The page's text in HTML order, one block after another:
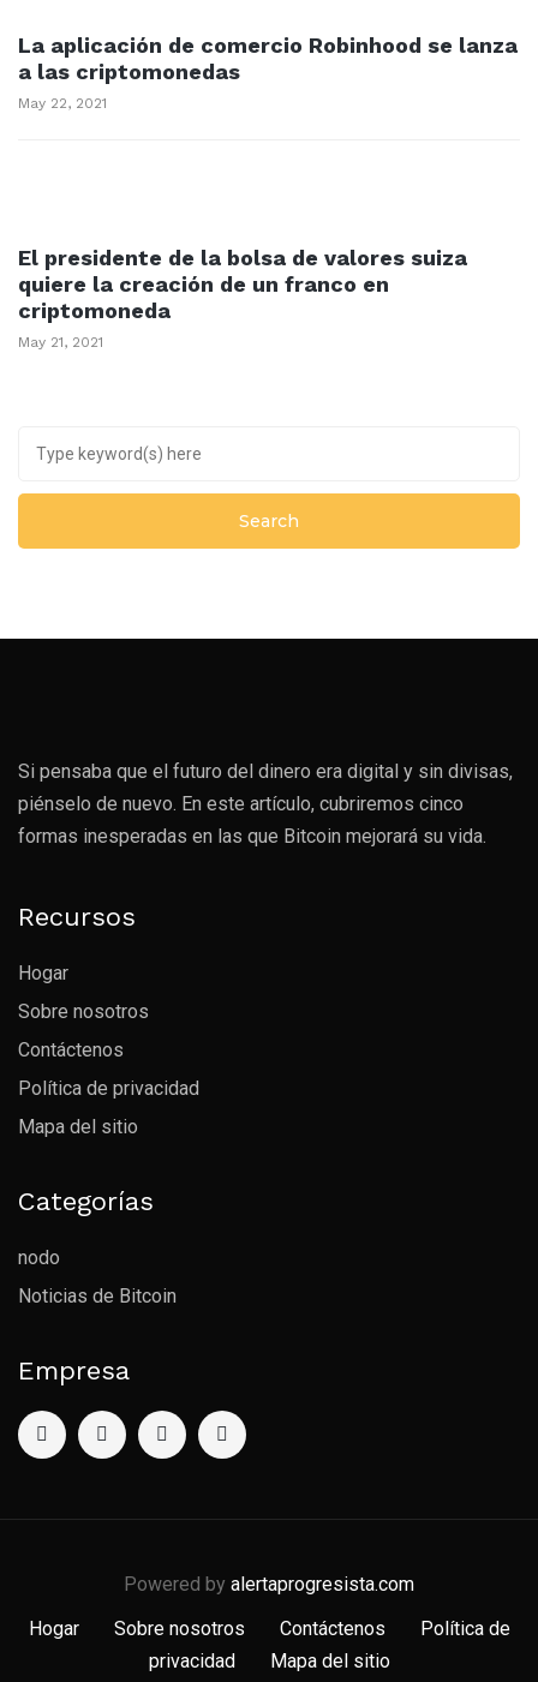
La aplicación de comercio Robinhood se lanza
a las criptomonedas
May 22, 2021
El presidente de la bolsa de valores suiza
quiere la creación de un franco en
criptomoneda
May 21, 2021
Si pensaba que el futuro del dinero era digital y sin divisas,
piénselo de nuevo. En este artículo, cubriremos cinco
formas inesperadas en las que Bitcoin mejorará su vida.
Recursos
Hogar
Sobre nosotros
Contáctenos
Política de privacidad
Mapa del sitio
Categorías
nodo
Noticias de Bitcoin
Empresa
Powered by alertaprogresista.com
Hogar
Sobre nosotros Contáctenos
Política de
privacidad
Mapa del sitio